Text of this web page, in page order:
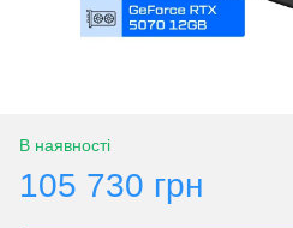
В наявності
105 730 грн